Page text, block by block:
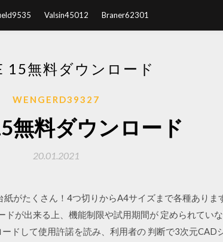
Valsin45012 Braner62301
15無料ダウンロード
WENGERD39327
無料ダウンロード
20.01.2021
がたくさん！4つ切りからA4サイズまで各種ありま
が出来る上、機能制限や試用期間が 定められてい
ドして使用許諾を読み、利用者の 判断で3次元CAD